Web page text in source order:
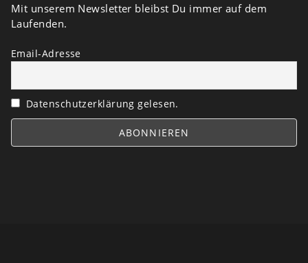
Mit unserem Newsletter bleibst Du immer auf dem
Laufenden.
Email-Adresse
Datenschutzerklärung gelesen.